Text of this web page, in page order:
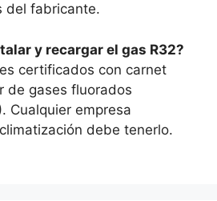
del fabricante.
y recargar el gas R32?
certificados con carnet
de gases fluorados
Cualquier empresa
debe tenerlo.